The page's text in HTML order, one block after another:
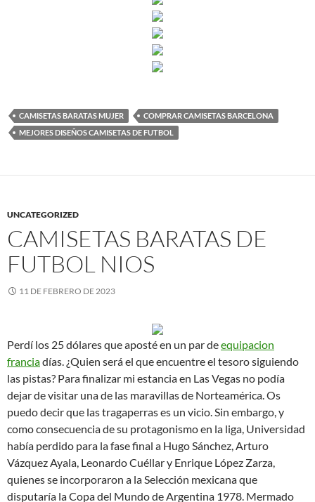
CAMISETAS BARATAS MUJER
COMPRAR CAMISETAS BARCELONA
MEJORES DISEÑOS CAMISETAS DE FUTBOL
UNCATEGORIZED
CAMISETAS BARATAS DE
FUTBOL NIOS
11 DE FEBRERO DE 2023
Perdí los 25 dólares que aposté en un par deequipacion
franciadías. ¿Quien será el que encuentre el tesoro siguiendo
las pistas? Para finalizar mi estancia en Las Vegas no podía
dejar de visitar una de las maravillas de Norteamérica. Os
puedo decir que las tragaperras es un vicio. Sin embargo, y
como consecuencia de su protagonismo en la liga, Universidad
había perdido para la fase final a Hugo Sánchez, Arturo
Vázquez Ayala, Leonardo Cuéllar y Enrique López Zarza,
quienes se incorporaron a la Selección mexicana que
disputaría la Copa del Mundo de Argentina 1978. Mermado